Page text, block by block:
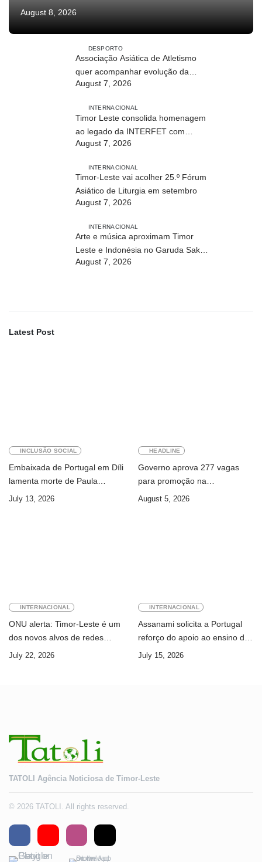
August 8, 2026
DESPORTO
Associação Asiática de Atletismo
quer acompanhar evolução da
modalidade em Timor Leste
August 7, 2026
INTERNACIONAL
Timor Leste consolida homenagem
ao legado da INTERFET com
avanço de memorial
August 7, 2026
INTERNACIONAL
Timor-Leste vai acolher 25.º Fórum
Asiático de Liturgia em setembro
August 7, 2026
INTERNACIONAL
Arte e música aproximam Timor
Leste e Indonésia no Garuda Sakti
Crossborder Fest 2026
August 7, 2026
Latest Post
INCLUSÃO SOCIAL
Embaixada de Portugal em Díli
lamenta morte de Paula
Ferreira Pinto
July 13, 2026
HEADLINE
Governo aprova 277 vagas
para promoção na
Administração Pública
August 5, 2026
INTERNACIONAL
ONU alerta: Timor-Leste é um
dos novos alvos de redes
internacionais de cibercrime
July 22, 2026
INTERNACIONAL
Assanami solicita a Portugal
reforço do apoio ao ensino da
língua portuguesa e ao ensino
July 15, 2026
TATOLI Agência Noticiosa de Timor-Leste
© 2026 TATOLI. All rights reserved.